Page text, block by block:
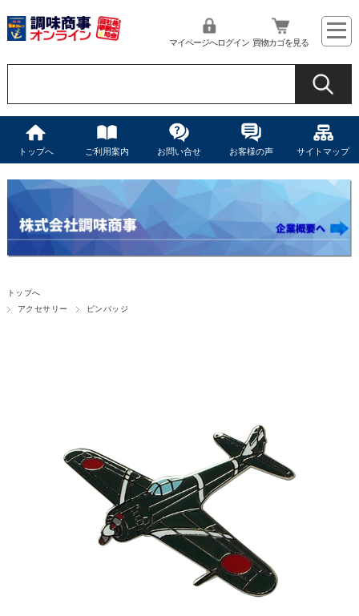
マイページへログイン 買物カゴを見る
トップへ ご利用案内 お問い合せ お客様の声 サイトマップ
トップへ
アクセサリー
ピンバッジ